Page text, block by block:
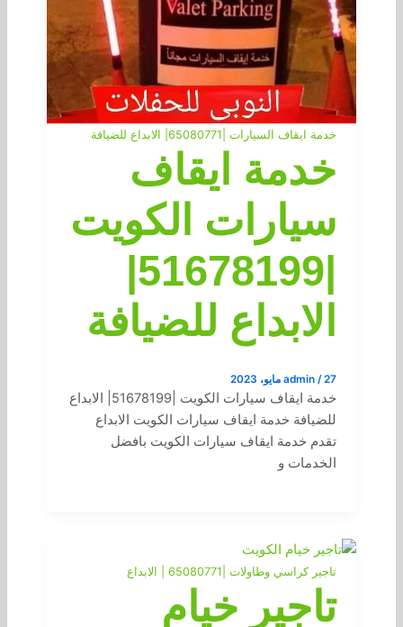
خدمة ايقاف السيارات |65080771| الابداع للضيافة
خدمة ايقاف
سيارات الكويت
|51678199|
الابداع للضيافة
admin /27 مايو، 2023
خدمة ايقاف سيارات الكويت |51678199| الابداع
للضيافة خدمة ايقاف سيارات الكويت الابداع
تقدم خدمة ايقاف سيارات الكويت بافضل
الخدمات و
تاجير كراسي وطاولات |65080771 | الابداع
تاجير خيام